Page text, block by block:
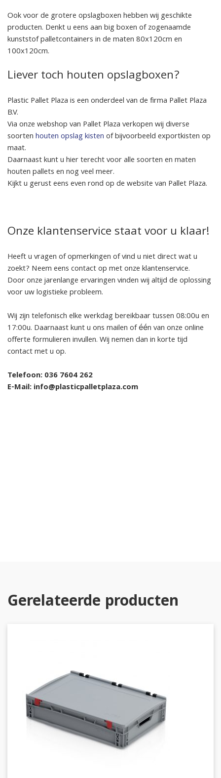
Ook voor de grotere opslagboxen hebben wij geschikte
producten. Denkt u eens aan big boxen of zogenaamde
kunststof palletcontainers in de maten 80x120cm en
100x120cm.
Liever toch houten opslagboxen?
Plastic Pallet Plaza is een onderdeel van de firma Pallet Plaza
B.V.
Via onze webshop van Pallet Plaza verkopen wij diverse
soortenhouten opslag kistenof bijvoorbeeld exportkisten op
maat.
Daarnaast kunt u hier terecht voor alle soorten en maten
houten pallets en nog veel meer.
Kijkt u gerust eens even rond op de website van Pallet Plaza.
Onze klantenservice staat voor u klaar!
Heeft u vragen of opmerkingen of vind u niet direct wat u
zoekt? Neem eens contact op met onze klantenservice.
Door onze jarenlange ervaringen vinden wij altijd de oplossing
voor uw logistieke probleem.
Wij zijn telefonisch elke werkdag bereikbaar tussen 08:00u en
17:00u. Daarnaast kunt u ons mailen of één van onze online
offerte formulieren invullen. Wij nemen dan in korte tijd
contact met u op.
Telefoon: 036 7604 262
E-Mail: info@plasticpalletplaza.com
Gerelateerde producten